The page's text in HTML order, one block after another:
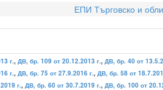
ЕПИ Търговско и
г., ДВ, бр. 109 от 20.12.2013 г., ДВ, бр. 40 от
г., ДВ, бр. 75 от 27.9.2016 г., ДВ, бр. 58 от
г., ДВ, бр. 60 от 30.7.2019 г., ДВ, бр. 100 от